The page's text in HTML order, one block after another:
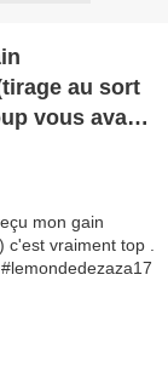
au sort
vous avais